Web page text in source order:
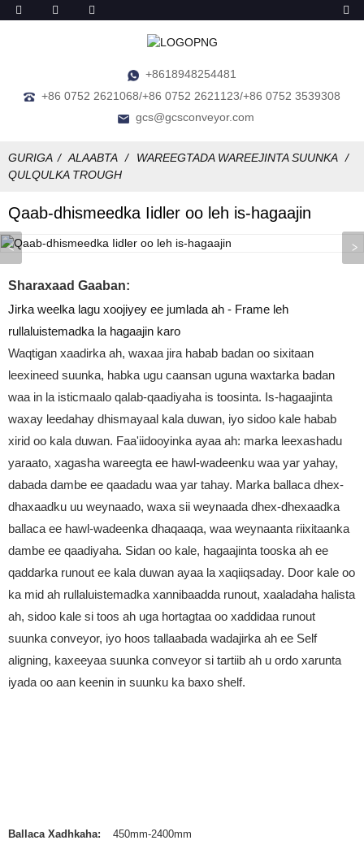
+8618948254481
+86 0752 2621068/+86 0752 2621123/+86 0752 3539308
gcs@gcsconveyor.com
GURIGA ALAABTA
WAREEGTADA WAREEJINTA SUUNKA
QULQULKA TROUGH
Qaab-dhismeedka Iidler oo leh is-hagaajin
Sharaxaad Gaaban:
Jirka weelka lagu xoojiyey ee jumlada ah - Frame leh
rullaluistemadka la hagaajin karo
Waqtigan xaadirka ah, waxaa jira habab badan oo sixitaan
leexineed suunka, habka ugu caansan uguna waxtarka badan
waa in la isticmaalo qalab-qaadiyaha is toosinta. Is-hagaajinta
waxay leedahay dhismayaal kala duwan, iyo sidoo kale habab
xirid oo kala duwan. Faa'iidooyinka ayaa ah: marka leexashadu
yaraato, xagasha wareegta ee hawl-wadeenku waa yar yahay,
dabada dambe ee qaadadu waa yar tahay. Marka ballaca dhex-
dhaxaadku uu weynaado, waxa sii weynaada dhex-dhexaadka
ballaca ee hawl-wadeenka dhaqaaqa, waa weynaanta riixitaanka
dambe ee qaadiyaha. Sidan oo kale, hagaajinta tooska ah ee
qaddarka runout ee kala duwan ayaa la xaqiiqsaday. Door kale oo
ka mid ah rullaluistemadka xannibaadda runout, xaaladaha halista
ah, sidoo kale si toos ah uga hortagtaa oo xaddidaa runout
suunka conveyor, iyo hoos tallaabada wadajirka ah ee Self
aligning, kaxeeyaa suunka conveyor si tartiib ah u ordo xarunta
iyada oo aan keenin in suunku ka baxo shelf.
Ballaca Xadhkaha:
450mm-2400mm